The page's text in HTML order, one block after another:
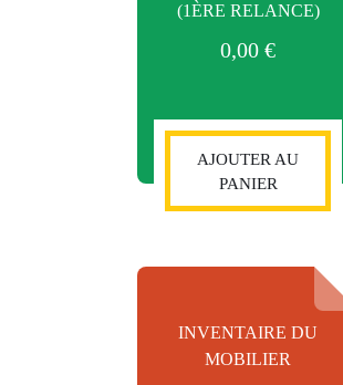
(1ÈRE RELANCE)
0,00 €
AJOUTER AU
PANIER
INVENTAIRE DU
MOBILIER